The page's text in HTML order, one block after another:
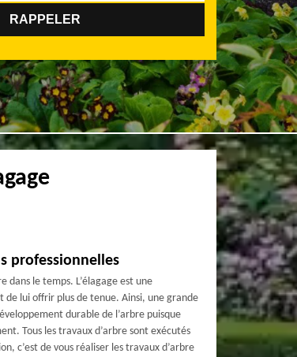
professionnelles
dans le temps. L’élagage est une
lui offrir plus de tenue. Ainsi, une grande
durable de l’arbre puisque
Tous les travaux d’arbre sont exécutés
c’est de vous réaliser les travaux d’arbre